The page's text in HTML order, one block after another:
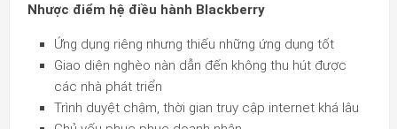
Nhược điểm hệ điều hành Blackberry
Ứng dụng riêng nhưng thiếu những ứng dụng tốt
Giao diện nghèo nàn dẫn đến không thu hút được
các nhà phát triển
Trình duyệt chậm, thời gian truy cập internet khá lâu